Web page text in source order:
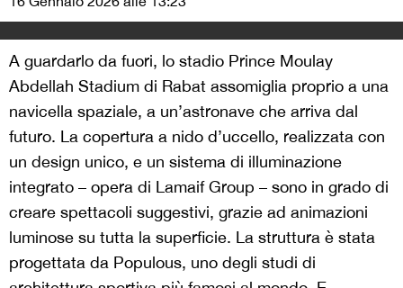
A guardarlo da fuori, lo stadio Prince Moulay
Abdellah Stadium di Rabat assomiglia proprio a una
navicella spaziale, a un’astronave che arriva dal
futuro. La copertura a nido d’uccello, realizzata con
un design unico, e un sistema di illuminazione
integrato – opera di Lamaif Group – sono in grado di
creare spettacoli suggestivi, grazie ad animazioni
luminose su tutta la superficie. La struttura è stata
progettata da Populous, uno degli studi di